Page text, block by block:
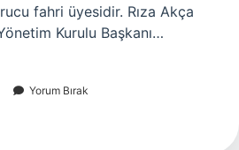
fahri üyesidir. Rıza Akça
Kurulu Başkanı…
Yorum Bırak